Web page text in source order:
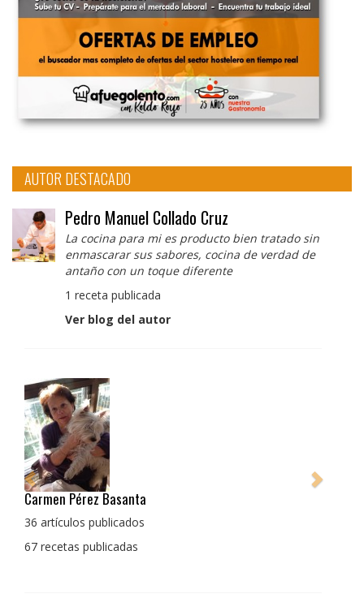
AUTOR DESTACADO
Pedro Manuel Collado Cruz
La cocina para mi es producto bien tratado sin
enmascarar sus sabores, cocina de verdad de
antaño con un toque diferente
1 receta publicada
Ver blog del autor
Pedro Manuel Collado Cruz
La cocina para mi es producto bien tratado sin
con un toque diferente